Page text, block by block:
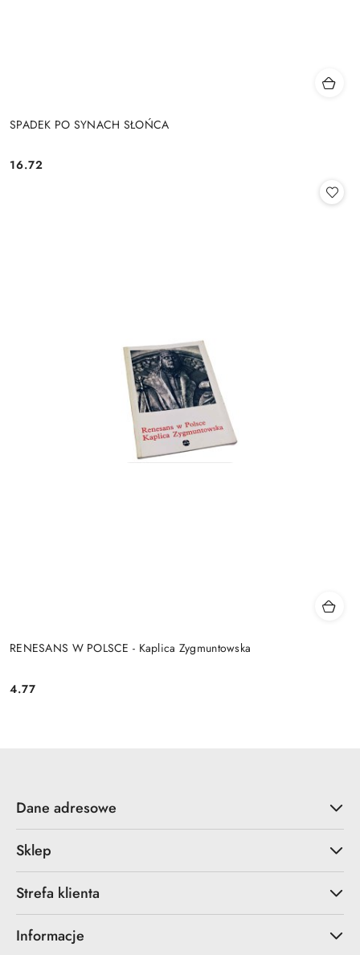
SPADEK PO SYNACH SŁOŃCA
Cena:
16.72
RENESANS W POLSCE - Kaplica Zygmuntowska
Cena:
4.77
Dane adresowe
Sklep
Strefa klienta
Informacje